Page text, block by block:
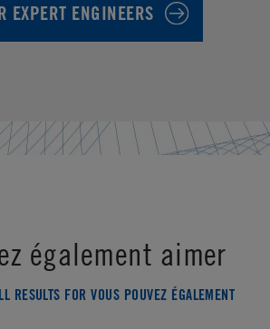
EXPERT ENGINEERS
également aimer
RESULTS FOR VOUS POUVEZ ÉGALEMENT